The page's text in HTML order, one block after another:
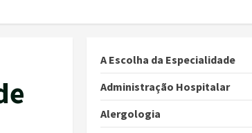
A Escolha da Especialidade
Administração Hospitalar
Alergologia